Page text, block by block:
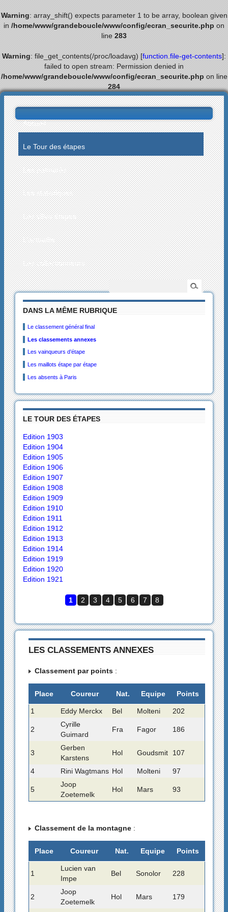
Warning: array_shift() expects parameter 1 to be array, boolean given
in /home/www/grandeboucle/www/config/ecran_securite.php on
line 283
Warning: file_get_contents(/proc/loadavg) [function.file-get-contents]:
failed to open stream: Permission denied in
/home/www/grandeboucle/www/config/ecran_securite.php on line
284
Accueil
Le Tour des étapes
Les palmarès
Les statistiques
Les villes étapes
L’actualité
Les collectionneurs
DANS LA MÊME RUBRIQUE
Le classement général final
Les classements annexes
Les vainqueurs d’étape
Les maillots étape par étape
Les absents à Paris
LE TOUR DES ÉTAPES
Edition 1903
Edition 1904
Edition 1905
Edition 1906
Edition 1907
Edition 1908
Edition 1909
Edition 1910
Edition 1911
Edition 1912
Edition 1913
Edition 1914
Edition 1919
Edition 1920
Edition 1921
1 2 3 4 5 6 7 8
LES CLASSEMENTS ANNEXES
Classement par points:
Place Coureur Nat. Equipe Points
1 Eddy Merckx Bel Molteni 202
2
Cyrille
Guimard
Fra Fagor 186
3
Gerben
Karstens
Hol Goudsmit 107
4 Rini Wagtmans Hol Molteni 97
5
Joop
Zoetemelk
Hol Mars 93
Classement de la montagne:
Place Coureur Nat. Equipe Points
1
Lucien van
Impe
Bel Sonolor 228
2
Joop
Zoetemelk
Hol Mars 179